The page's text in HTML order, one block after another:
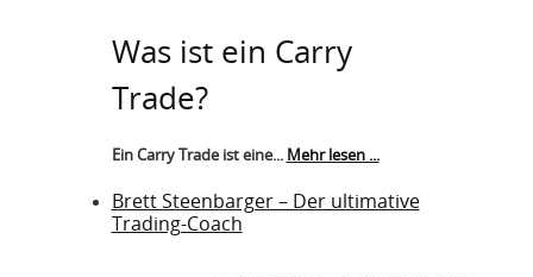
Was ist ein Carry
Trade?
Ein Carry Trade ist eine... Mehr lesen ...
Brett Steenbarger – Der ultimative
Trading-Coach